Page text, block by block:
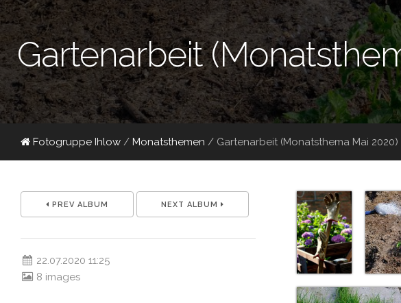
Gartenarbeit
Fotogruppe Ihlow / Monatsthemen / Gartenarbeit (Monatsthema Mai 2020)
PREV ALBUM NEXT ALBUM
22.07.2020 11:25
8 images